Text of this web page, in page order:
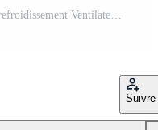
Suivre